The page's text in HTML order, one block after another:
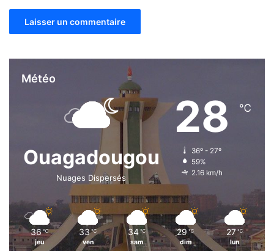
Météo
Ouagadougou
Nuages Dispersés
28 ℃
36º - 27º
59%
2.16 km/h
36 ℃
jeu
33 ℃
ven
34 ℃
sam
29 ℃
dim
27 ℃
lun